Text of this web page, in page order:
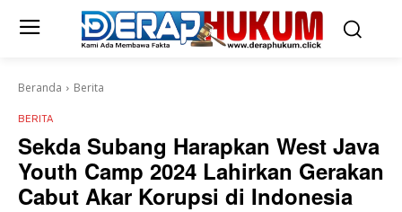
Beranda Berita
BERITA
Sekda Subang Harapkan West Java
Youth Camp 2024 Lahirkan Gerakan
Cabut Akar Korupsi di Indonesia